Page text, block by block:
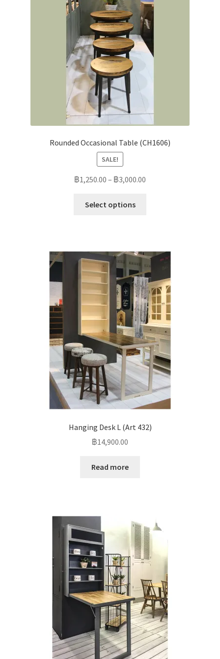
Rounded Occasional Table (CH1606)
SALE!
฿1,250.00 – ฿3,000.00
Select options
Hanging Desk L (Art 432)
฿14,900.00
Read more